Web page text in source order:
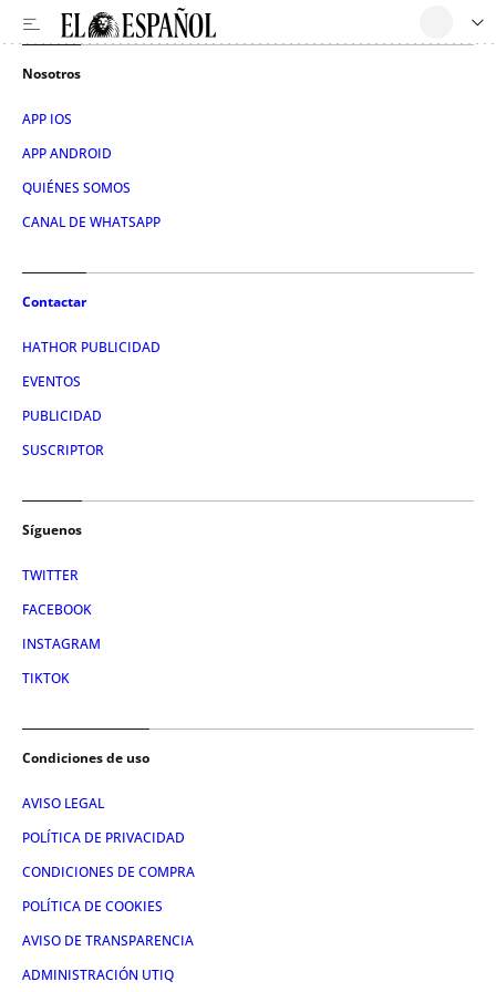
Nosotros
APP IOS
APP ANDROID
QUIÉNES SOMOS
CANAL DE WHATSAPP
Contactar
HATHOR PUBLICIDAD
EVENTOS
PUBLICIDAD
SUSCRIPTOR
Síguenos
TWITTER
FACEBOOK
INSTAGRAM
TIKTOK
Condiciones de uso
AVISO LEGAL
POLÍTICA DE PRIVACIDAD
CONDICIONES DE COMPRA
POLÍTICA DE COOKIES
AVISO DE TRANSPARENCIA
ADMINISTRACIÓN UTIQ